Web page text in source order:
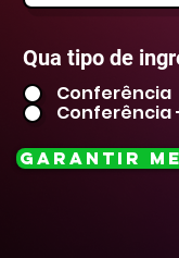
Qua tipo de
Conferência
Conferência
Garantir